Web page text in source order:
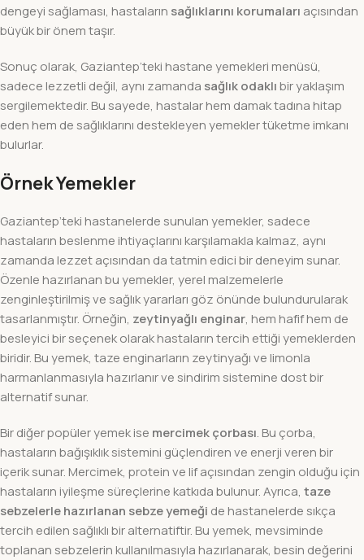
dengeyi sağlaması, hastaların sağlıklarını korumaları açısından
büyük bir önem taşır.
Sonuç olarak, Gaziantep’teki hastane yemekleri menüsü,
sadece lezzetli değil, aynı zamanda sağlık odaklıbir yaklaşım
sergilemektedir. Bu sayede, hastalar hem damak tadına hitap
eden hem de sağlıklarını destekleyen yemekler tüketme imkanı
bulurlar.
Örnek Yemekler
Gaziantep’teki hastanelerde sunulan yemekler, sadece
hastaların beslenme ihtiyaçlarını karşılamakla kalmaz, aynı
zamanda lezzet açısından da tatmin edici bir deneyim sunar.
Özenle hazırlanan bu yemekler, yerel malzemelerle
zenginleştirilmiş ve sağlık yararları göz önünde bulundurularak
tasarlanmıştır. Örneğin, zeytinyağlı enginar, hem hafif hem de
besleyici bir seçenek olarak hastaların tercih ettiği yemeklerden
biridir. Bu yemek, taze enginarların zeytinyağı ve limonla
harmanlanmasıyla hazırlanır ve sindirim sistemine dost bir
alternatif sunar.
Bir diğer popüler yemek ise mercimek çorbası. Bu çorba,
hastaların bağışıklık sistemini güçlendiren ve enerji veren bir
içerik sunar. Mercimek, protein ve lif açısından zengin olduğu için
hastaların iyileşme süreçlerine katkıda bulunur. Ayrıca, taze
sebzelerle hazırlanan sebze yemeği de hastanelerde sıkça
tercih edilen sağlıklı bir alternatiftir. Bu yemek, mevsiminde
toplanan sebzelerin kullanılmasıyla hazırlanarak, besin değerini